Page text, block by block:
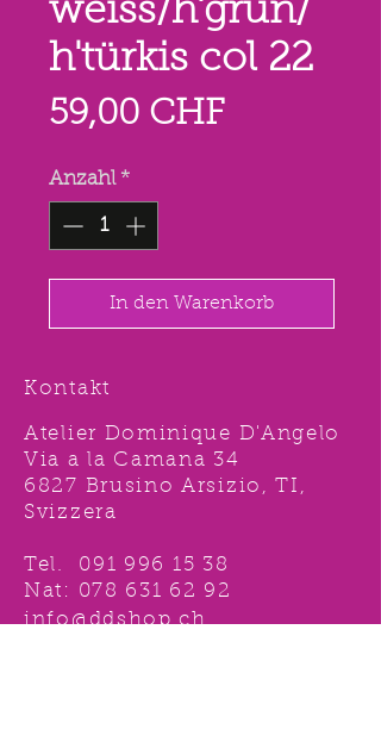
weiss/h'grün/
h'türkis col 22
59,00 CHFPreis
Anzahl *
In den Warenkorb
Kontakt
Atelier Dominique D'Angelo
Via a la Camana 34
6827 Brusino Arsizio, TI,
Svizzera
Tel. 091 996 15 38
Nat: 078 631 62 92
info@ddshop.ch